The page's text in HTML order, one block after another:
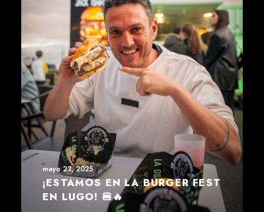
mayo 23, 2025
¡ESTAMOS EN LA BURGER FEST
EN LUGO! 🍔🔥